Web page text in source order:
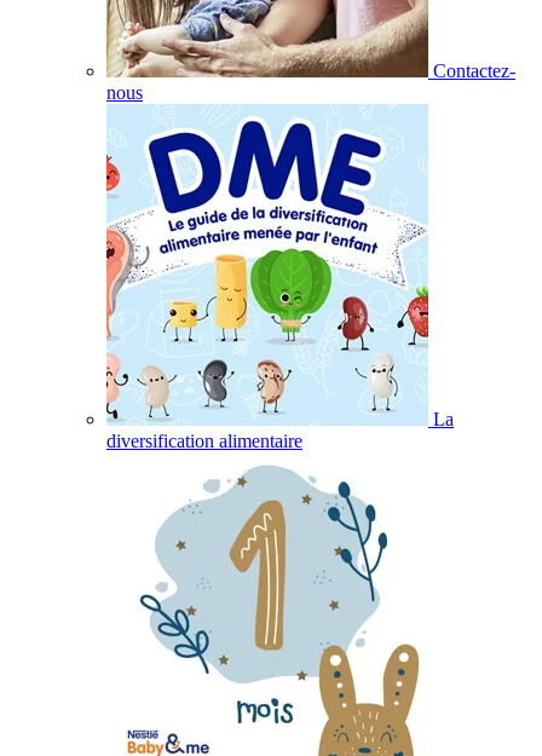
Contactez-
nous
La
diversification alimentaire